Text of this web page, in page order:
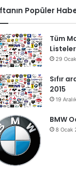
Popüler
Tüm
29
Sıfır
2015
19
BMW
8 Ocak